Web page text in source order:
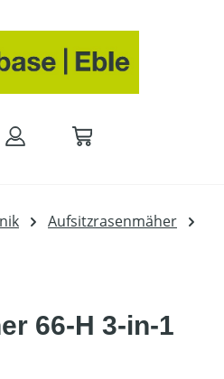
Aufsitzrasenmäher
66-H 3-in-1